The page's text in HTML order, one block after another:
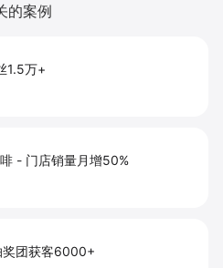
的案例
1.5万+
- 门店销量月增50%
奖团获客6000+